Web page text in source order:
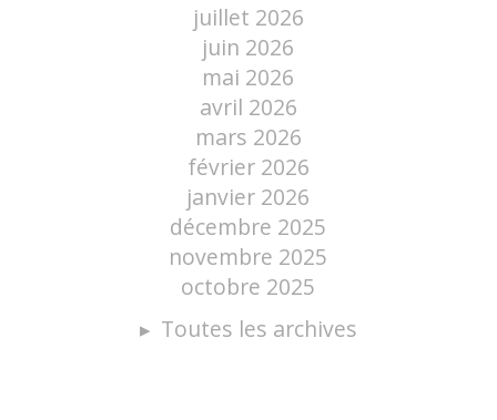
juillet 2026
juin 2026
mai 2026
avril 2026
mars 2026
février 2026
janvier 2026
décembre 2025
novembre 2025
octobre 2025
Toutes les archives